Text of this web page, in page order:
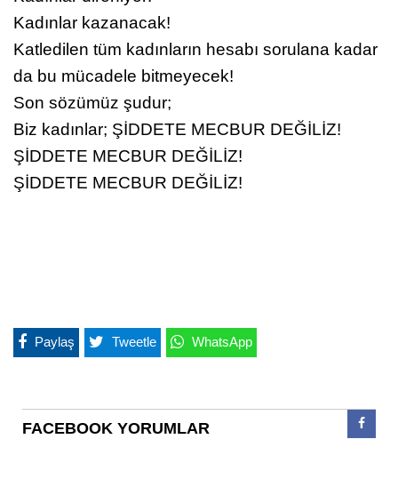
Kadınlar kazanacak!
Katledilen tüm kadınların hesabı sorulana kadar
da bu mücadele bitmeyecek!
Son sözümüz şudur;
Biz kadınlar; ŞİDDETE MECBUR DEĞİLİZ!
ŞİDDETE MECBUR DEĞİLİZ!
ŞİDDETE MECBUR DEĞİLİZ!
Paylaş Tweetle WhatsApp
FACEBOOK YORUMLAR